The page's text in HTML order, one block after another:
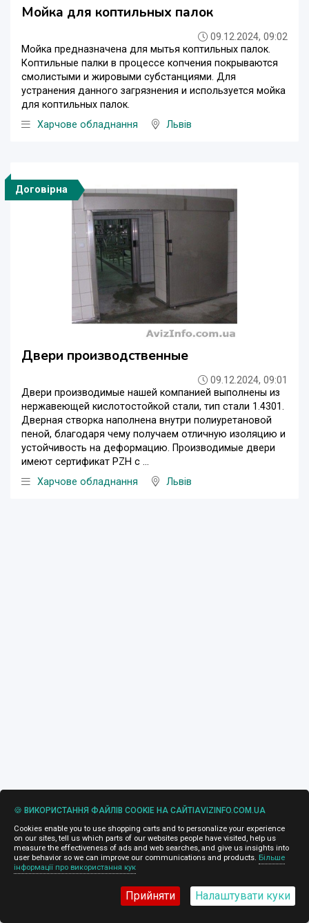
Мойка для коптильных палок
09.12.2024, 09:02
Мойка предназначена для мытья коптильных палок.
Коптильные палки в процессе копчения покрываются
смолистыми и жировыми субстанциями. Для
устранения данного загрязнения и используется мойка
для коптильных палок.
Харчове обладнання
Львів
Договірна
Двери производственные
09.12.2024, 09:01
Двери производимые нашей компанией выполнены из
нержавеющей кислотостойкой стали, тип стали 1.4301.
Дверная створка наполнена внутри полиуретановой
пеной, благодаря чему получаем отличную изоляцию и
устойчивость на деформацию. Производимые двери
имеют сертификат PZH с ...
Харчове обладнання
Львів
🍪 ВИКОРИСТАННЯ ФАЙЛІВ COOKIE НА САЙТІAVIZINFO.COM.UA
Cookies enable you to use shopping carts and to personalize your experience
on our sites, tell us which parts of our websites people have visited, help us
measure the effectiveness of ads and web searches, and give us insights into
user behavior so we can improve our communications and products. Більше
інформації про використання кук
Прийняти Налаштувати куки